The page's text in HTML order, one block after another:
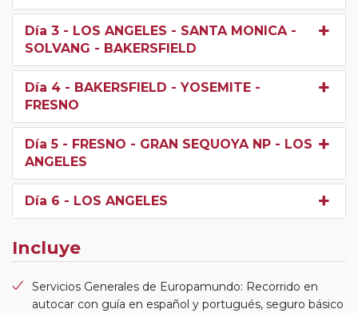
Día 3 - LOS ANGELES - SANTA MONICA -
SOLVANG - BAKERSFIELD
Día 4 - BAKERSFIELD - YOSEMITE -
FRESNO
Día 5 - FRESNO - GRAN SEQUOYA NP - LOS
ANGELES
Día 6 - LOS ANGELES
Incluye
Servicios Generales de Europamundo: Recorrido en
autocar con guía en español y portugués, seguro básico